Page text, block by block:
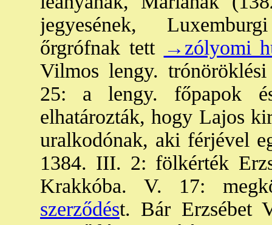
jegyesének,
őrgrófnak tett →zólyomi
Vilmos lengy.
25: a lengy. főpapok
elhatározták, hogy Lajos
uralkodónak, aki férjével
1384. III. 2: fölkérték
Krakkóba. V. 17:
szerződést. Bár Erzsébet